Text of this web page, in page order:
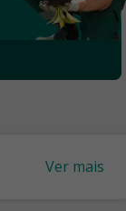
Ver mais